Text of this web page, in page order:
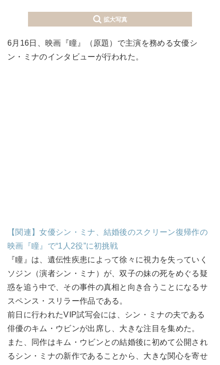
拡大写真
6月16日、映画『瞳』（原題）で主演を務める女優シ
ン・ミナのインタビューが行われた。
【関連】女優シン・ミナ、結婚後のスクリーン復帰作の
映画『瞳』で“1人2役”に初挑戦
『瞳』は、遺伝性疾患によって徐々に視力を失っていく
ソジン（演者シン・ミナ）が、双子の妹の死をめぐる疑
惑を追う中で、その事件の真相と向き合うことになるサ
スペンス・スリラー作品である。
前日に行われたVIP試写会には、シン・ミナの夫である
俳優のキム・ウビンが出席し、大きな注目を集めた。
また、同作はキム・ウビンとの結婚後に初めて公開され
るシン・ミナの新作であることから、大きな関心を寄せ